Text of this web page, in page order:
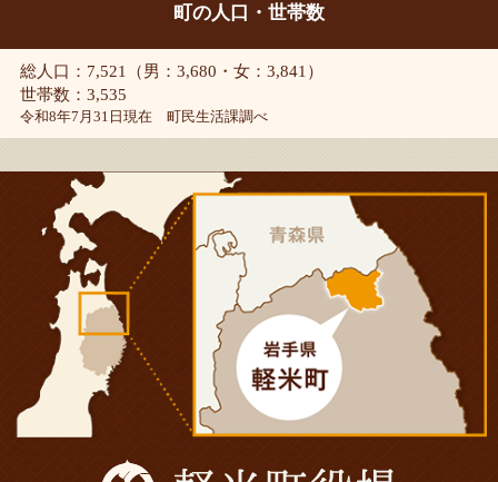
町の人口・世帯数
総人口：7,521（男：3,680・女：3,841）
世帯数：3,535
令和8年7月31日現在 町民生活課調べ